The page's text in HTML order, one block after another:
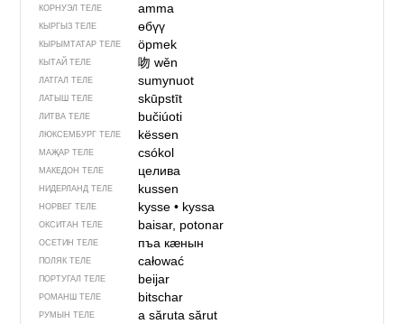
КОРНУЭЛ ТЕЛЕ amma
КЫРГЫЗ ТЕЛЕ өбүү
КЫРЫМТАТАР ТЕЛЕ öpmek
КЫТАЙ ТЕЛЕ 吻wěn
ЛАТГАЛ ТЕЛЕ sumynuot
ЛАТЫШ ТЕЛЕ skūpstīt
ЛИТВА ТЕЛЕ bučiúoti
ЛЮКСЕМБУРГ ТЕЛЕ këssen
МАҖАР ТЕЛЕ csókol
МАКЕДОН ТЕЛЕ целива
НИДЕРЛАНД ТЕЛЕ kussen
НОРВЕГ ТЕЛЕ kysse• kyssa
ОКСИТАН ТЕЛЕ baisar, potonar
ОСЕТИН ТЕЛЕ пъа кӕнын
ПОЛЯК ТЕЛЕ całować
ПОРТУГАЛ ТЕЛЕ beijar
РОМАНШ ТЕЛЕ bitschar
РУМЫН ТЕЛЕ a sărutasărut